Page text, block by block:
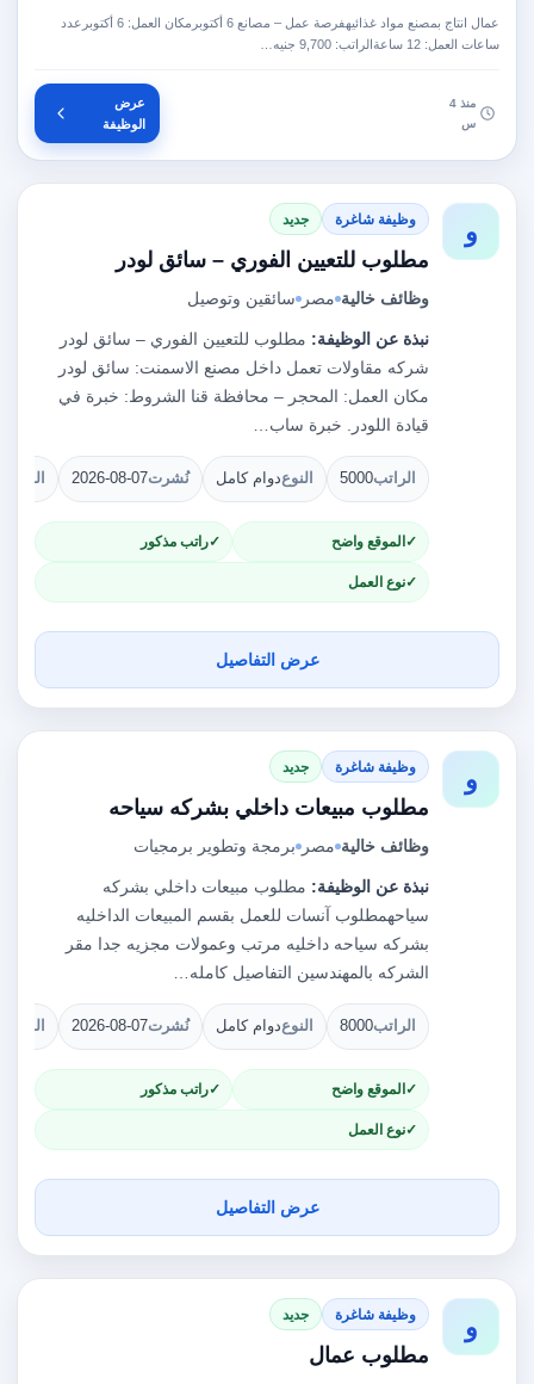
عمال انتاج بمصنع مواد غذائيهفرصة عمل – مصانع 6 أكتوبرمكان العمل: 6 أكتوبرعدد
ساعات العمل: 12 ساعةالراتب: 9,700 جنيه…
منذ 4
س
عرض
الوظيفة
و وظيفة شاغرة جديد
مطلوب للتعيين الفوري – سائق لودر
وظائف خالية مصر سائقين وتوصيل
نبذة عن الوظيفة: مطلوب للتعيين الفوري – سائق لودر
شركه مقاولات تعمل داخل مصنع الاسمنت: سائق لودر
مكان العمل: المحجر – محافظة قنا الشروط: خبرة في
قيادة اللودر. خبرة ساب…
الراتب5000 النوعدوام كامل نُشرت2026-08-07
الموقع واضح راتب مذكور
نوع العمل
عرض التفاصيل
و وظيفة شاغرة جديد
مطلوب مبيعات داخلي بشركه سياحه
وظائف خالية مصر برمجة وتطوير برمجيات
نبذة عن الوظيفة: مطلوب مبيعات داخلي بشركه
سياحه‫مطلوب آنسات للعمل بقسم المبيعات الداخليه
بشركه سياحه داخليه مرتب وعمولات مجزيه جدا مقر
الشركه بالمهندسين التفاصيل كامله…
الراتب8000 النوعدوام كامل نُشرت2026-08-07
الموقع واضح راتب مذكور
نوع العمل
عرض التفاصيل
و وظيفة شاغرة جديد
مطلوب عمال